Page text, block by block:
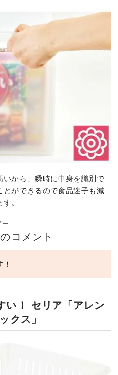
から、瞬時に中身を識別で
ができるので食品迷子も減
。
ー
コメント
い！ セリア「アレン
クス」